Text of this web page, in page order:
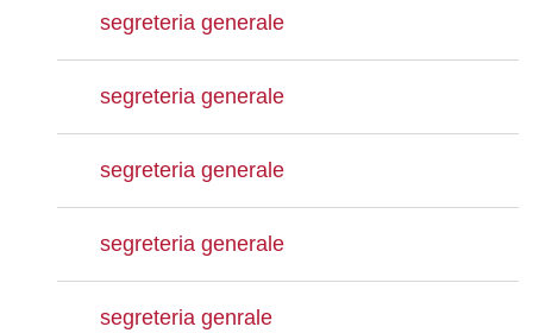
segreteria generale
segreteria generale
segreteria generale
segreteria generale
segreteria genrale